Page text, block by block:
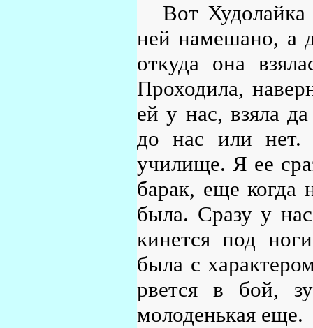
Вот
ней намешано, а
откуда она
Проходила,
ей у нас, взяла
до нас или нет.
училище. Я ее
барак, еще когда
была. Сразу у
кинется под
была с
рвется в бой,
молоденькая еще.